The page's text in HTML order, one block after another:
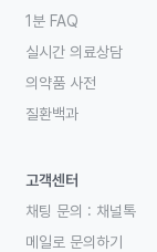
1분 FAQ
실시간 의료상담
의약품 사전
질환백과
고객센터
채팅 문의 : 채널톡
메일로 문의하기